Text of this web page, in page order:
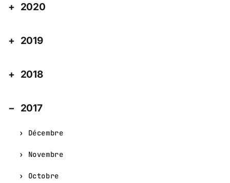
2020
2019
2018
2017
Décembre
Novembre
Octobre